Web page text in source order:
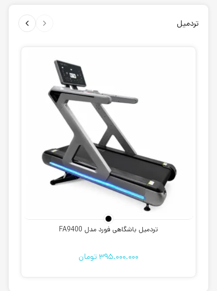
تردمیل
تردمیل باشگاهی فورد مدل FA9400
395.000.000 تومان